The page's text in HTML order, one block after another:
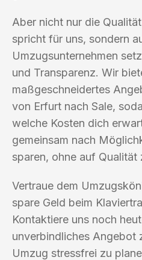
Aber nicht nur die
spricht für uns, sondern
Umzugsunternehmen
und Transparenz. Wir
maßgeschneidertes
von Erfurt nach Sale,
welche Kosten dich
gemeinsam nach
sparen, ohne auf Qualität
Vertraue dem
spare Geld beim
Kontaktiere uns noch
unverbindliches Angebot
Umzug stressfrei zu